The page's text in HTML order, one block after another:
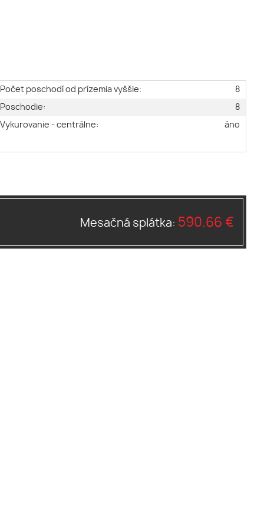
Počet poschodí od prízemia vyššie:
8
Poschodie:
8
Vykurovanie - centrálne:
áno
Mesačná splátka: 590.66 €